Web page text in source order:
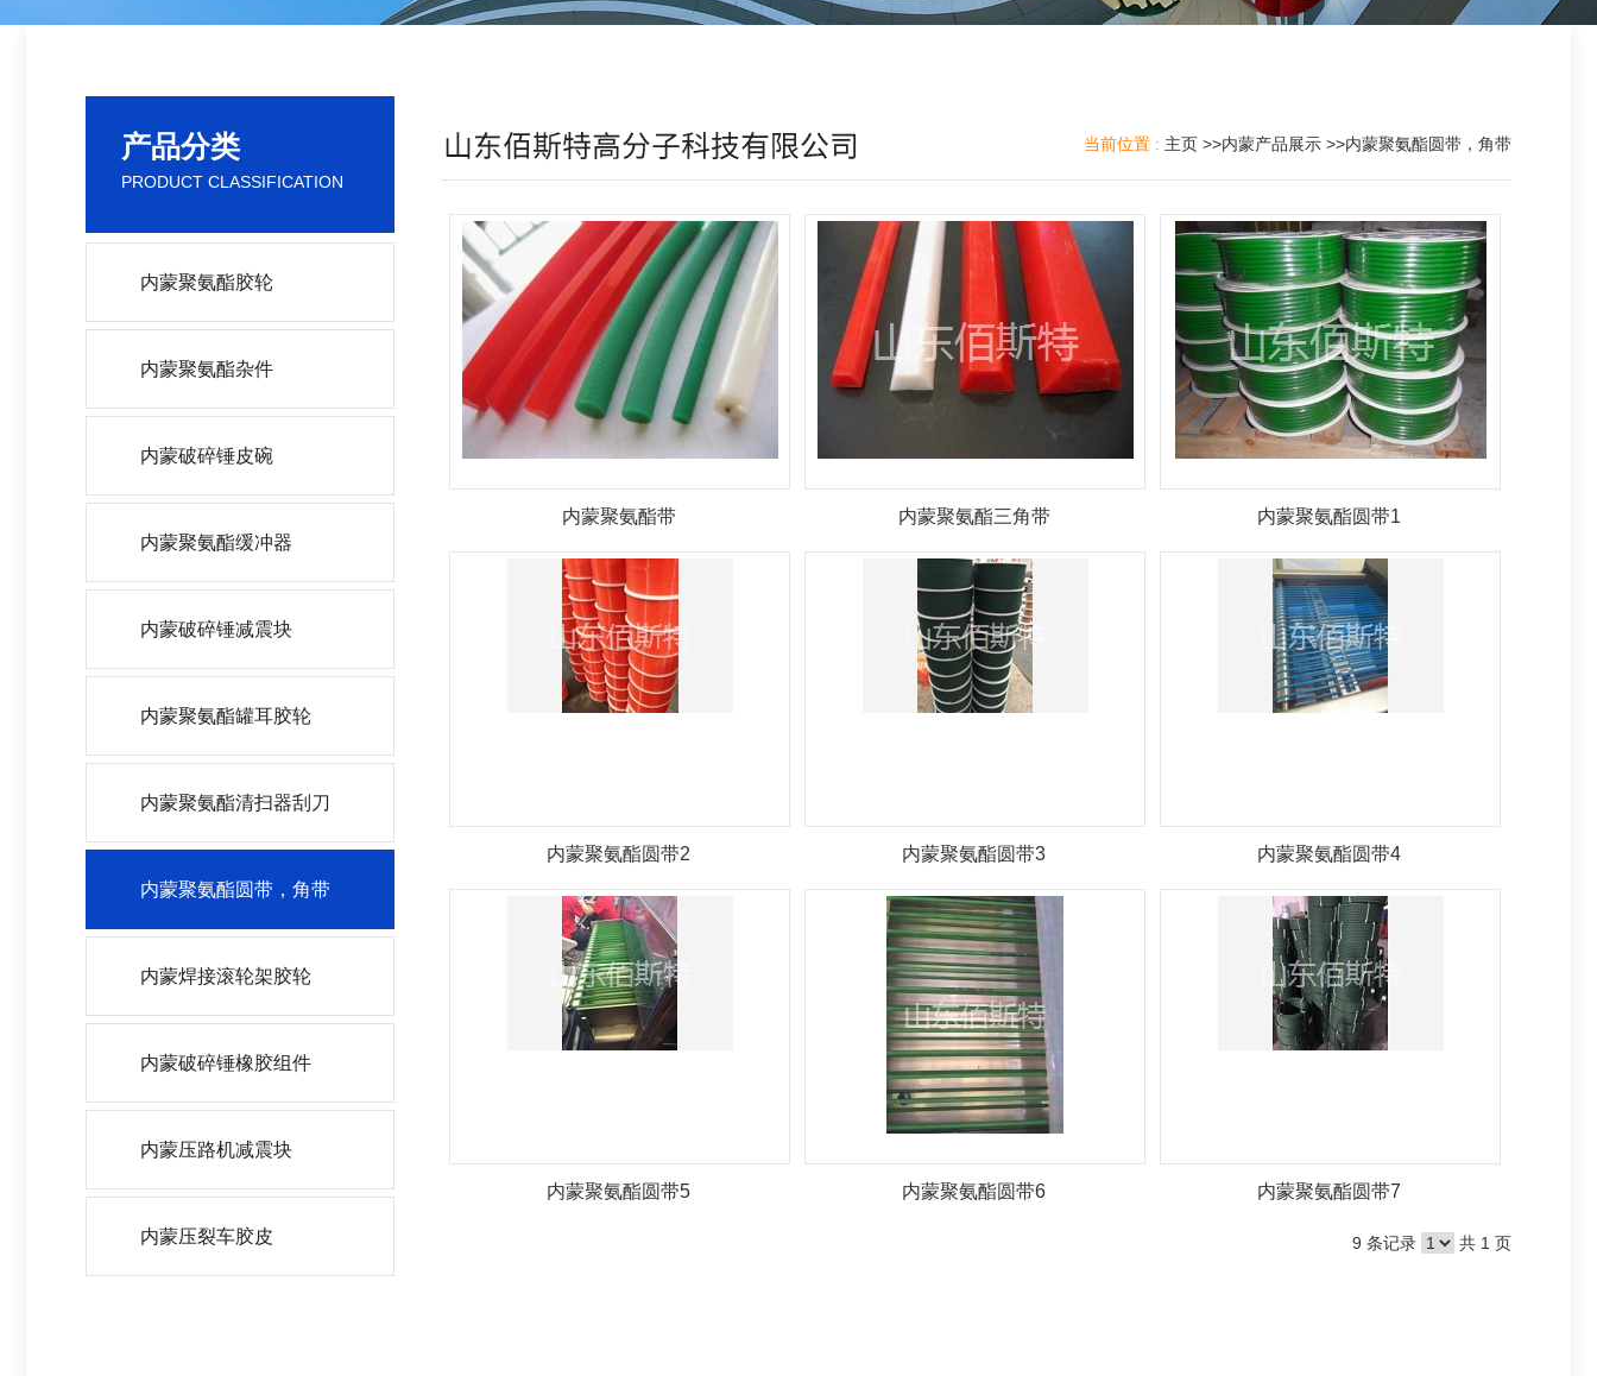
当前位置 : 主页 >>内蒙产品展示 >>内蒙聚氨酯圆带，角带
内蒙聚氨酯带 内蒙聚氨酯三角带 内蒙聚氨酯圆带1
内蒙聚氨酯圆带2 内蒙聚氨酯圆带3 内蒙聚氨酯圆带4
内蒙聚氨酯圆带5 内蒙聚氨酯圆带6 内蒙聚氨酯圆带7
9 条记录 共 1 页
产品分类
PRODUCT CLASSIFICATION
内蒙聚氨酯胶轮
内蒙聚氨酯杂件
内蒙破碎锤皮碗
内蒙聚氨酯缓冲器
内蒙破碎锤减震块
内蒙聚氨酯罐耳胶轮
内蒙聚氨酯清扫器刮刀
内蒙聚氨酯圆带，角带
内蒙焊接滚轮架胶轮
内蒙破碎锤橡胶组件
内蒙压路机减震块
内蒙压裂车胶皮